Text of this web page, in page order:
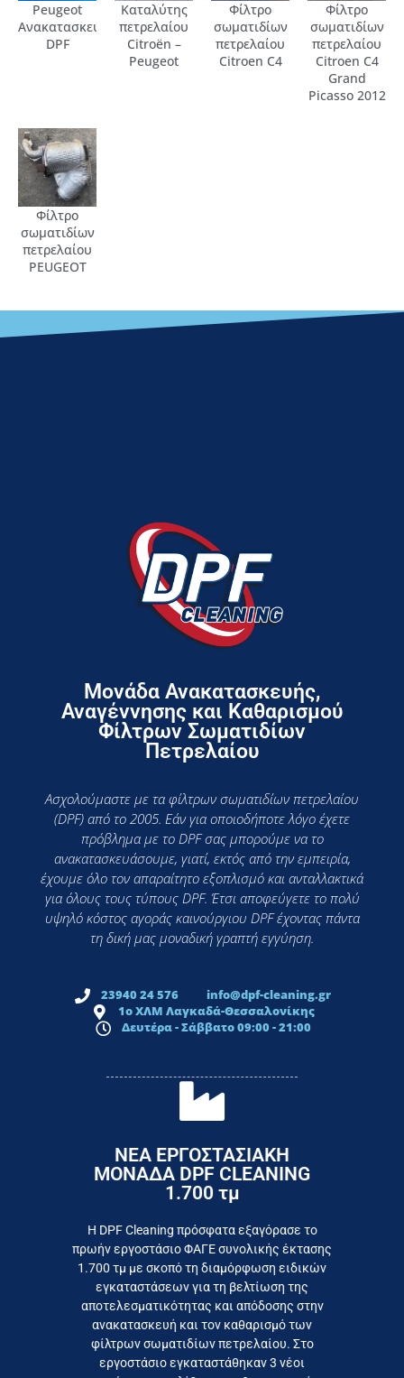
Peugeot
Ανακατασκευασμένο
DPF
Καταλύτης
πετρελαίου
Citroën –
Peugeot
Φίλτρο
σωματιδίων
πετρελαίου
Citroen C4
Φίλτρο
σωματιδίων
πετρελαίου
Citroen C4
Grand
Picasso 2012
Φίλτρο
σωματιδίων
πετρελαίου
PEUGEOT
Μονάδα Ανακατασκευής,
Αναγέννησης και Καθαρισμού
Φίλτρων Σωματιδίων
Πετρελαίου
Ασχολούμαστε με τα φίλτρων σωματιδίων πετρελαίου
(DPF) από το 2005. Εάν για οποιοδήποτε λόγο έχετε
πρόβλημα με το DPF σας μπορούμε να το
ανακατασκευάσουμε, γιατί, εκτός από την εμπειρία,
έχουμε όλο τον απαραίτητο εξοπλισμό και ανταλλακτικά
για όλους τους τύπους DPF. Έτσι αποφεύγετε το πολύ
υψηλό κόστος αγοράς καινούργιου DPF έχοντας πάντα
τη δική μας μοναδική γραπτή εγγύηση.
23940 24 576
info@dpf-cleaning.gr
1ο ΧΛΜ Λαγκαδά-Θεσσαλονίκης
Δευτέρα - Σάββατο 09:00 - 21:00
ΝΕΑ ΕΡΓΟΣΤΑΣΙΑΚΗ
ΜΟΝΑΔΑ DPF CLEANING
1.700 τμ
Η DPF Cleaning πρόσφατα εξαγόρασε το
πρωήν εργοστάσιο ΦΑΓΕ συνολικής έκτασης
1.700 τμ με σκοπό τη διαμόρφωση ειδικών
εγκαταστάσεων για τη βελτίωση της
αποτελεσματικότητας και απόδοσης στην
ανακατασκευή και τον καθαρισμό των
φίλτρων σωματιδίων πετρελαίου. Στο
εργοστάσιο εγκαταστάθηκαν 3 νέοι
Εργαζόμαστε καθημερινά για
το συμφέρον του τελικού
καταναλωτή